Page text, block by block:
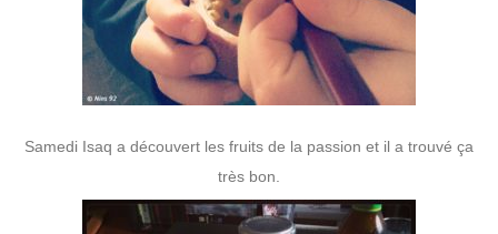
Samedi Isaq a découvert les fruits de la passion et il a trouvé ça
très bon.